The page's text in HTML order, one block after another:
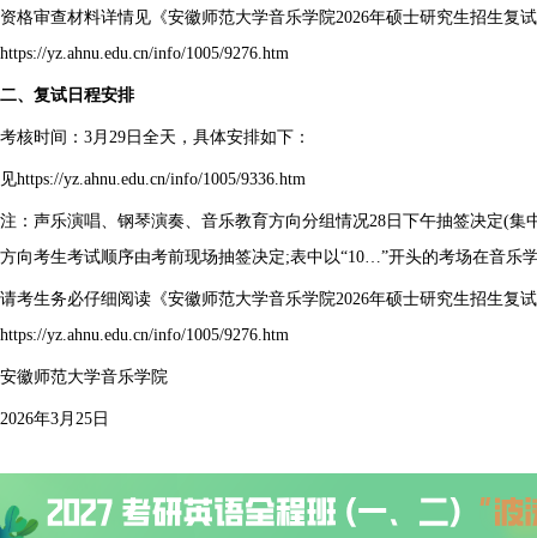
资格审查材料详情见《安徽师范大学音乐学院2026年硕士研究生招生复
https://yz.ahnu.edu.cn/info/1005/9276.htm
二、复试日程安排
考核时间：3月29日全天，具体安排如下：
见https://yz.ahnu.edu.cn/info/1005/9336.htm
注：声乐演唱、钢琴演奏、音乐教育方向分组情况28日下午抽签决定(
方向考生考试顺序由考前现场抽签决定;表中以“10…”开头的考场在音乐
请考生务必仔细阅读《安徽师范大学音乐学院2026年硕士研究生招生复
https://yz.ahnu.edu.cn/info/1005/9276.htm
安徽师范大学音乐学院
2026年3月25日